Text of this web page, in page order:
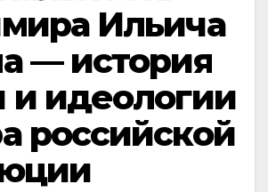
Ильича
— история
идеологии
российской